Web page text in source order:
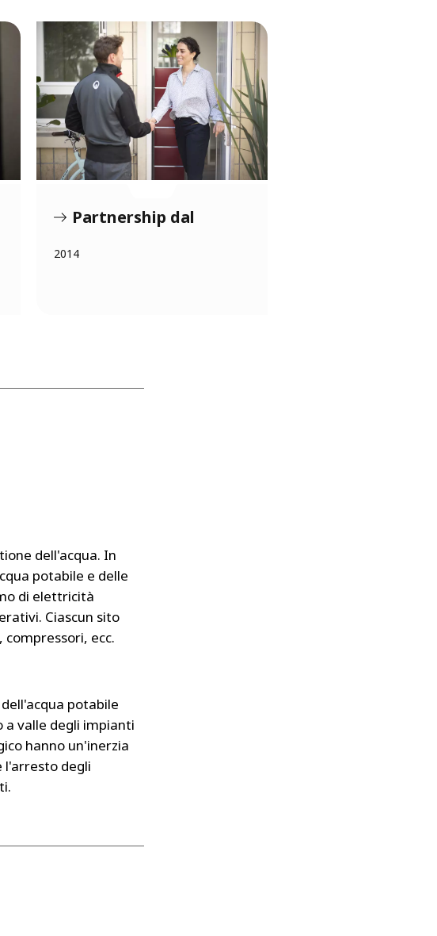
Partnership dal
2014
dell'acqua. In
potabile e delle
di elettricità
Ciascun sito
ecc.
potabile
a valle degli impianti
hanno un'inerzia
l'arresto degli